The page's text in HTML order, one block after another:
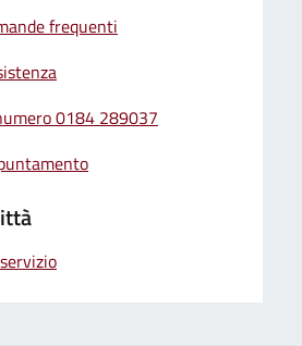
frequenti
0184 289037